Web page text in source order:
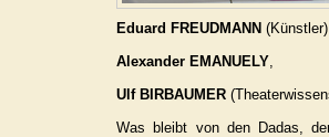
Eduard FREUDMANN
Alexander EMANUELY
Ulf BIRBAUMER
Was bleibt von den Dadas,